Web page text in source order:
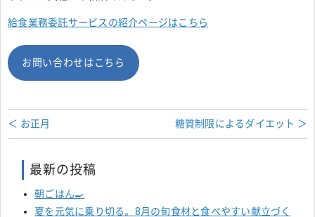
給食業務委託サービスの紹介ページはこちら
お問い合わせはこちら
糖質制限によるダイエット ＞
＜ お正月
最新の投稿
朝ごはん🍳
夏を元気に乗り切る。8月の旬食材と食べやすい献立づく